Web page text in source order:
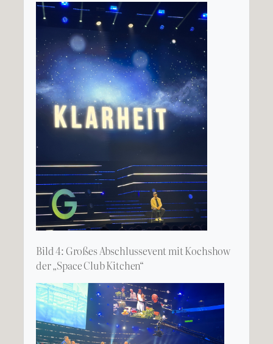
Bild 4: Großes Abschlussevent mit Kochshow
der „Space Club Kitchen“